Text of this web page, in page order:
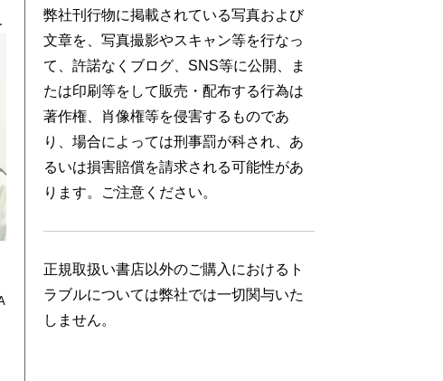
弊社刊行物に掲載されている写真および
文章を、写真撮影やスキャン等を行なっ
て、許諾なくブログ、SNS等に公開、ま
たは印刷等をして販売・配布する行為は
著作権、肖像権等を侵害するものであ
り、場合によっては刑事罰が科され、あ
るいは損害賠償を請求される可能性があ
ります。ご注意ください。
正規取扱い書店以外のご購入におけるト
ラブルについては弊社では一切関与いた
しません。